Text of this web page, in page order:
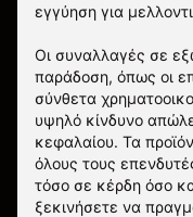
εγγύηση για
Οι συναλλαγές σε
παράδοση, όπως οι
σύνθετα
υψηλό κίνδυνο
κεφαλαίου. Τα
όλους τους
τόσο σε κέρδη όσο
ξεκινήσετε να